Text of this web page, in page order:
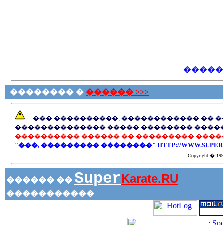
�������� � ������ >>>
��� ����������, ������������ ��
�������������� ����� ��������
���������� ������ �� ���������
"���, ��������� ��������" HTTP://
Copyright �
������ �� SuperKarate.RU
�����������